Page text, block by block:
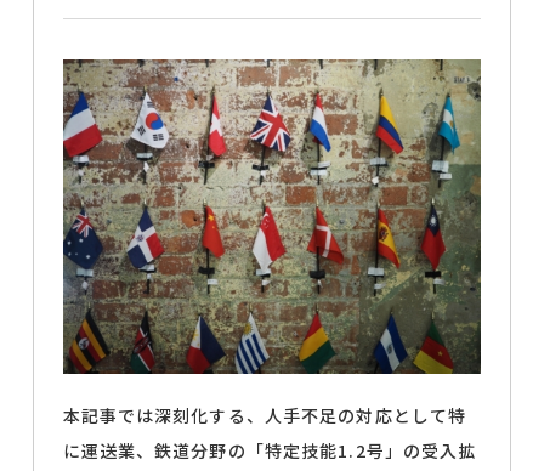
本記事では深刻化する、人手不足の対応として特
に運送業、鉄道分野の「特定技能1.2号」の受入拡